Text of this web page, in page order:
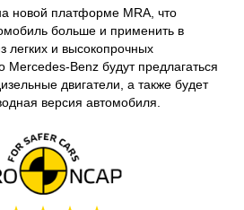
новой платформе MRA, что
больше и применить в
легких и высокопрочных
Mercedes-Benz будут предлагаться
двигатели, а также будет
версия автомобиля.